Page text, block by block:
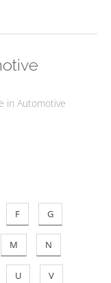
in Automotive
F G
M N
U V